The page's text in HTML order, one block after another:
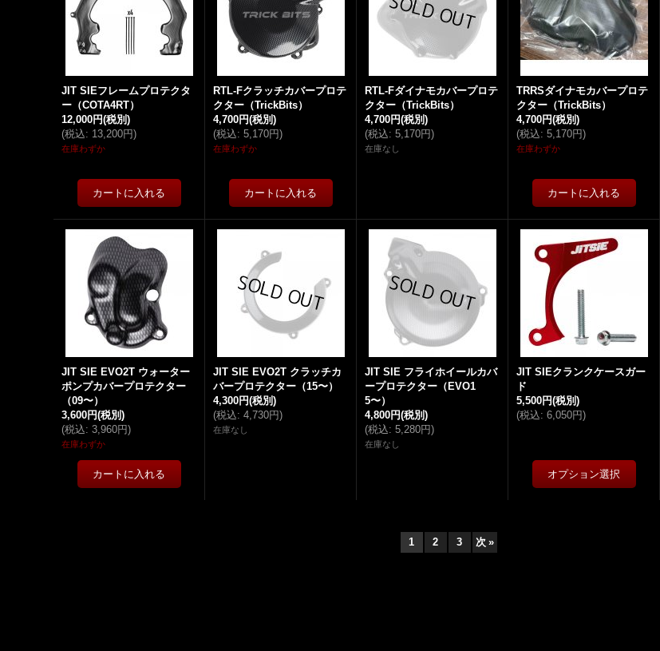
JIT SIEフレームプロテクタ
ー（COTA4RT）
12,000円(税別)
(税込: 13,200円)
在庫わずか
RTL-Fクラッチカバープロテ
クター（TrickBits）
4,700円(税別)
(税込: 5,170円)
在庫わずか
RTL-Fダイナモカバープロテ
クター（TrickBits）
4,700円(税別)
(税込: 5,170円)
在庫なし
TRRSダイナモカバープロテ
クター（TrickBits）
4,700円(税別)
(税込: 5,170円)
在庫わずか
JIT SIE EVO2T ウォーター
ポンプカバープロテクター
（09〜）
3,600円(税別)
(税込: 3,960円)
在庫わずか
JIT SIE EVO2T クラッチカ
バープロテクター（15〜）
4,300円(税別)
(税込: 4,730円)
在庫なし
JIT SIE フライホイールカバ
ープロテクター（EVO1
5〜）
4,800円(税別)
(税込: 5,280円)
在庫なし
JIT SIEクランクケースガー
ド
5,500円(税別)
(税込: 6,050円)
1 2 3 次 »